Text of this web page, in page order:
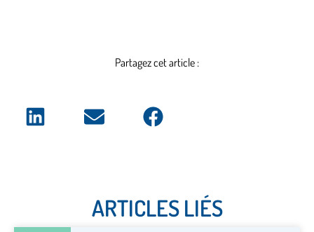
Partagez cet article :
ARTICLES LIÉS